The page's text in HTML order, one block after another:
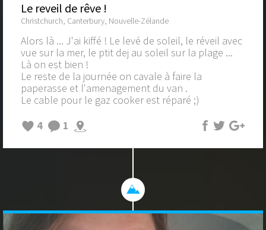
Le reveil de rêve !
Christchurch, Canterbury, Nouvelle-Zélande
Alors là ... J'ai kiffé ! Le levé de soleil, le réveil avec
vue sur la mer, le ptit dej au soleil sur la plage ...
Là on est bien !
Le reste de la journée on cavale à faire la
paperasse et l'amenagement du van .
Le cable pour le gaz cooker est réparé ;)
4
1